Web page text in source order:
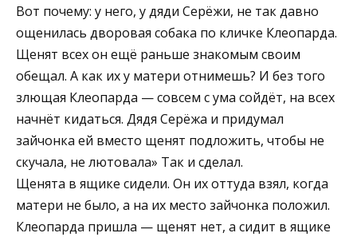
Вот почему: у него, у дяди Серёжи, не так давно
ощенилась дворовая собака по кличке Клеопарда.
Щенят всех он ещё раньше знакомым своим
обещал. А как их у матери отнимешь? И без того
злющая Клеопарда — совсем с ума сойдёт, на всех
начнёт кидаться. Дядя Серёжа и придумал
зайчонка ей вместо щенят подложить, чтобы не
скучала, не лютовала» Так и сделал.
Щенята в ящике сидели. Он их оттуда взял, когда
матери не было, а на их место зайчонка положил.
Клеопарда пришла — щенят нет, а сидит в ящике